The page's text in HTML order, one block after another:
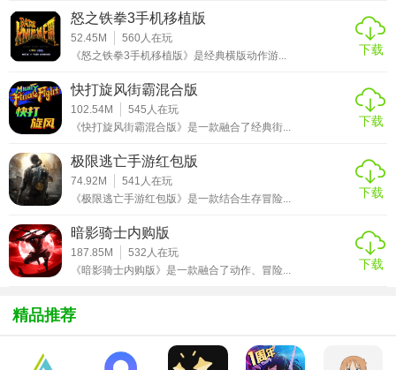
3. 地下城探索：游戏设有多个章节，每个章节包含多个关
卡，深入地下城探索未知区域，发现宝藏与秘密。
4. 策略战斗：结合即时战斗与策略规划，合理搭配技能与装
备，应对不同敌人的弱点。
1. 初期发展：从新手村出发，完成基础任务，了解游戏操作
与世界观。
2. 地下城挑战：进入地下城，逐层挑战怪物，收集资源，解
锁新区域。
各种NPC互动，接受并完成主线任务。
【不休骑士单机版攻略】
怒之铁拳3手机移植版
52.45M 560人在玩
《怒之铁拳3手机移植版》是经典横版动作游...
下载
快打旋风街霸混合版
102.54M 545 人在玩
《快打旋风街霸混合版》是一款融合了经典街...
下载
极限逃亡手游红包版
74.92M 541 人在玩
《极限逃亡手游红包版》是一款结合生存冒险...
下载
暗影骑士内购版
187.85M 532 人在玩
《暗影骑士内购版》是一款融合了动作、冒险...
下载
精品推荐